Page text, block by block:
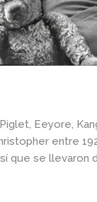
Eeyore,
entre
que se